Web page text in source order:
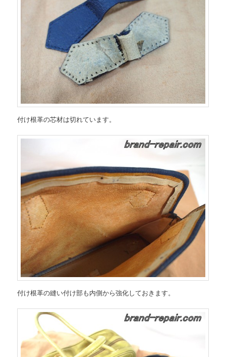
付け根革の芯材は切れています。
付け根革の縫い付け部も内側から強化しておきます。